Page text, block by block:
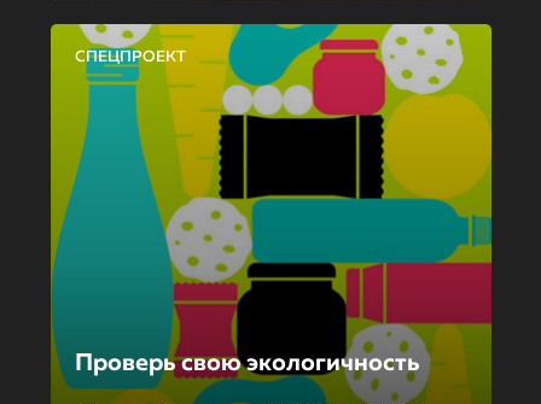
СПЕЦПРОЕКТ
Проверь свою экологичность